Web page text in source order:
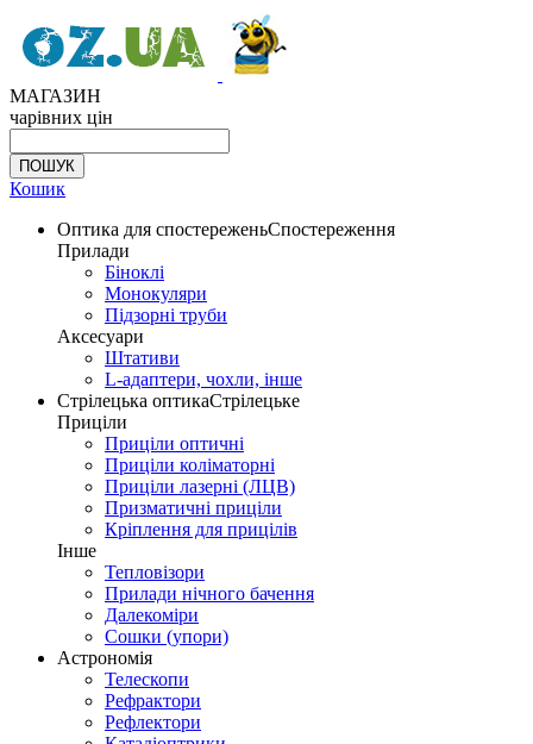
МАГАЗИН
чарівних цін
Кошик
Оптика для спостереженьСпостереження
Прилади
Біноклі
Монокуляри
Підзорні труби
Аксесуари
Штативи
L-адаптери, чохли, інше
Стрілецька оптикаСтрілецьке
Приціли
Приціли оптичні
Приціли коліматорні
Приціли лазерні (ЛЦВ)
Призматичні приціли
Кріплення для прицілів
Інше
Тепловізори
Прилади нічного бачення
Далекоміри
Сошки (упори)
Астрономія
Телескопи
Рефрактори
Рефлектори